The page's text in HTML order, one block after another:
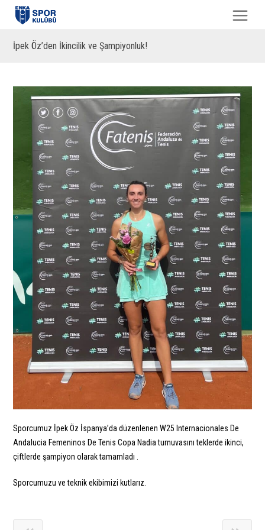
İpek Öz’den İkincilik ve Şampiyonluk!
Sporcumuz İpek Öz İspanya’da düzenlenen W25 Internacionales De
Andalucia Femeninos De Tenis Copa Nadia turnuvasını teklerde ikinci,
çiftlerde şampiyon olarak tamamladı .
Sporcumuzu ve teknik ekibimizi kutlarız.